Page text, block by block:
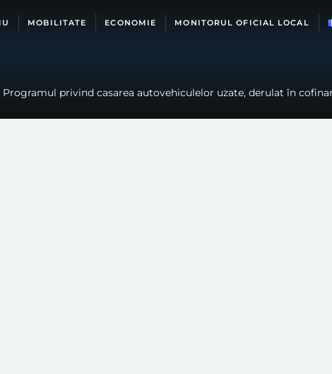
MOBILITATE ECONOMIE MONITORUL OFICIAL LOCAL
privind casarea autovehiculelor uzate, derulat în